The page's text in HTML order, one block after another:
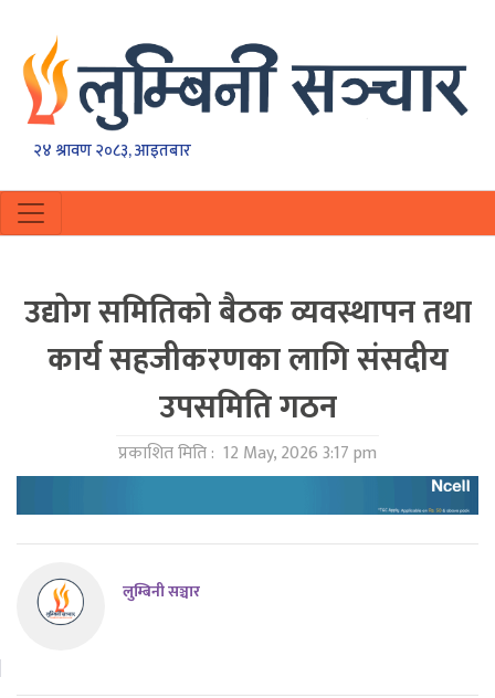
२४ श्रावण २०८३, आइतबार
उद्योग समितिको बैठक व्यवस्थापन तथा
कार्य सहजीकरणका लागि संसदीय
उपसमिति गठन
प्रकाशित मिति : 12 May, 2026 3:17 pm
लुम्बिनी सञ्चार